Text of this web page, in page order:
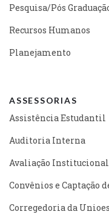
Pesquisa/Pós
Recursos Humanos
Planejamento
ASSESSORIAS
Assistência Estudantil
Auditoria Interna
Avaliação Institucional
Convênios e Captação
Corregedoria da